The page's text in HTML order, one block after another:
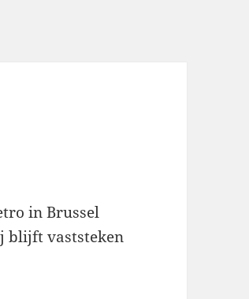
in Brussel
blijft vaststeken